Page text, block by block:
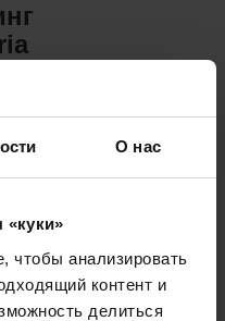
О нас
«куки»
анализировать
контент и
делиться